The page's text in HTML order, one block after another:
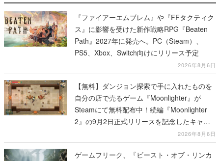
『ファイアーエムブレム』や『FFタクティク
ス』に影響を受けた新作戦略RPG『Beaten
Path』2027年に発売へ。PC（Steam）、
PS5、Xbox、Switch向けにリリース予定
2026年8月6日
【無料】ダンジョン探索で手に入れたものを
自分の店で売るゲーム『Moonlighter』が
Steamにて無料配布中！続編『Moonlighter
2』の9月2日正式リリースを記念したキャン
2026年8月6日
ゲームフリーク、『ビースト・オブ・リンカ